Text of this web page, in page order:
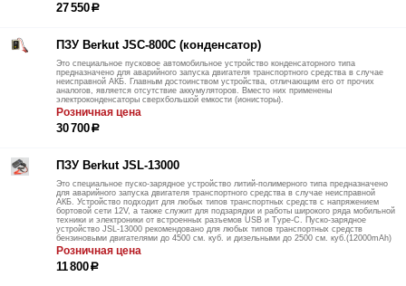
27 550р
ПЗУ Berkut JSC-800C (конденсатор)
Это специальное пусковое автомобильное устройство конденсаторного типа
предназначено для аварийного запуска двигателя транспортного средства в случае
неисправной АКБ. Главным достоинством устройства, отличающим его от прочих
аналогов, является отсутствие аккумуляторов. Вместо них применены
электроконденсаторы сверхбольшой емкости (ионисторы).
Розничная цена
30 700р
ПЗУ Berkut JSL-13000
Это специальное пуско-зарядное устройство литий-полимерного типа предназначено
для аварийного запуска двигателя транспортного средства в случае неисправной
АКБ. Устройство подходит для любых типов транспортных средств с напряжением
бортовой сети 12V, а также служит для подзарядки и работы широкого ряда мобильной
техники и электроники от встроенных разъемов USB и Type-C. Пуско-зарядное
устройство JSL-13000 рекомендовано для любых типов транспортных средств
бензиновыми двигателями до 4500 см. куб. и дизельными до 2500 см. куб.(12000mАh)
Розничная цена
11 800р